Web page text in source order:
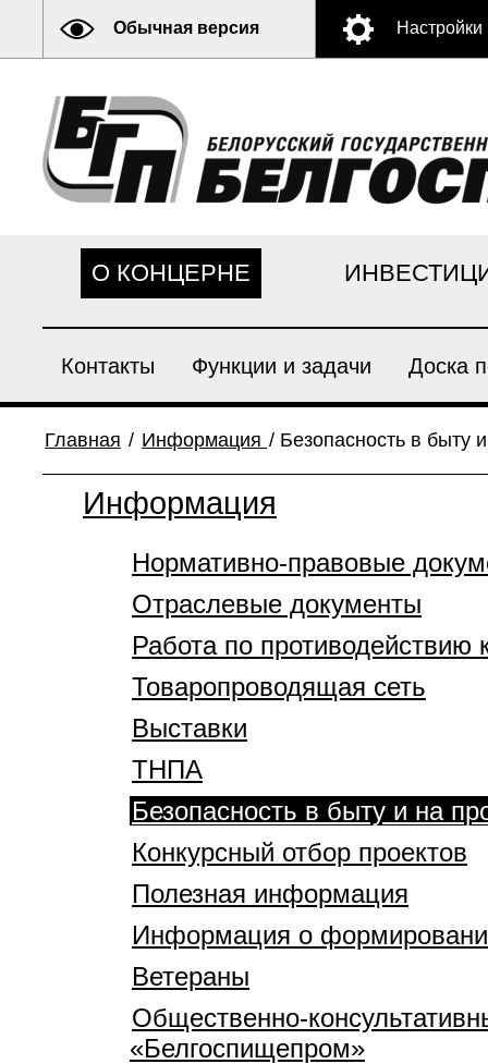
Обычная версия Настройки
О КОНЦЕРНЕ
Контакты Функции и задачи Доска
Главная / Информация / Безопасность в быту
Информация
Нормативно-правовые
Отраслевые документы
Работа по противодействию
Товаропроводящая сеть
Выставки
ТНПА
Безопасность в быту и на
Конкурсный отбор проектов
Полезная информация
Информация о
Ветераны
Общественно-
«Белгоспищепром»